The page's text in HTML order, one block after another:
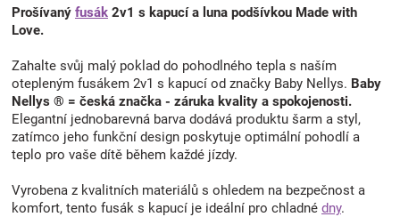
Prošívaný fusák 2v1 s kapucí a luna podšívkou Made with
Love.
Zahalte svůj malý poklad do pohodlného tepla s naším
otepleným fusákem 2v1 s kapucí od značky Baby Nellys. Baby
Nellys ® = česká značka - záruka kvality a spokojenosti.
Elegantní jednobarevná barva dodává produktu šarm a styl,
zatímco jeho funkční design poskytuje optimální pohodlí a
teplo pro vaše dítě během každé jízdy.
Vyrobena z kvalitních materiálů s ohledem na bezpečnost a
komfort, tento fusák s kapucí je ideální pro chladné dny.